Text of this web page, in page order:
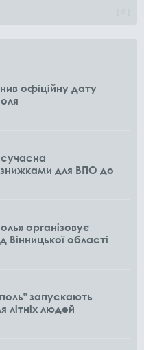
офіційну дату
знижками для ВПО до
організовує
Вінницької області
запускають
літніх людей